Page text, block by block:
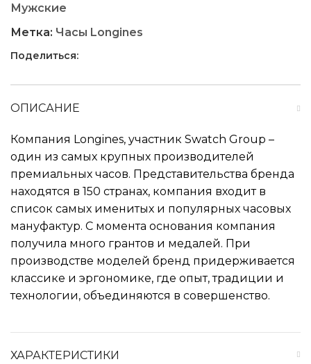
Мужские
Метка: Часы Longines
Поделиться:
ОПИСАНИЕ
Компания Longines, участник Swatch Group –
один из самых крупных производителей
премиальных часов. Представительства бренда
находятся в 150 странах, компания входит в
список самых именитых и популярных часовых
мануфактур. С момента основания компания
получила много грантов и медалей. При
производстве моделей бренд придерживается
классике и эргономике, где опыт, традиции и
технологии, объединяются в совершенство.
ХАРАКТЕРИСТИКИ